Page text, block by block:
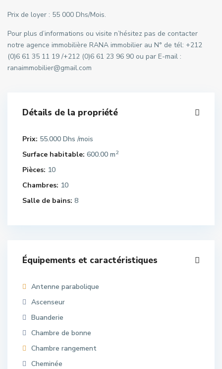
Prix de loyer : 55 000 Dhs/Mois.
Pour plus d’informations ou visite n’hésitez pas de contacter
notre agence immobilière RANA immobilier au N° de tél: +212
(0)6 61 35 11 19 /+212 (0)6 61 23 96 90 ou par E-mail :
ranaimmobilier@gmail.com
Détails de la propriété
Prix: 55.000 Dhs /mois
Surface habitable: 600.00 m2
Pièces: 10
Chambres: 10
Salle de bains: 8
Équipements et caractéristiques
Antenne parabolique
Ascenseur
Buanderie
Chambre de bonne
Chambre rangement
Cheminée